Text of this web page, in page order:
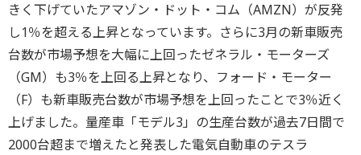
きく下げていたアマゾン・ドット・コム（AMZN）が反発
し1％を超える上昇となっています。さらに3月の新車販売
台数が市場予想を大幅に上回ったゼネラル・モーターズ
（GM）も3％を上回る上昇となり、フォード・モーター
（F）も新車販売台数が市場予想を上回ったことで3％近く
上げました。量産車「モデル3」の生産台数が過去7日間で
2000台超まで増えたと発表した電気自動車のテスラ